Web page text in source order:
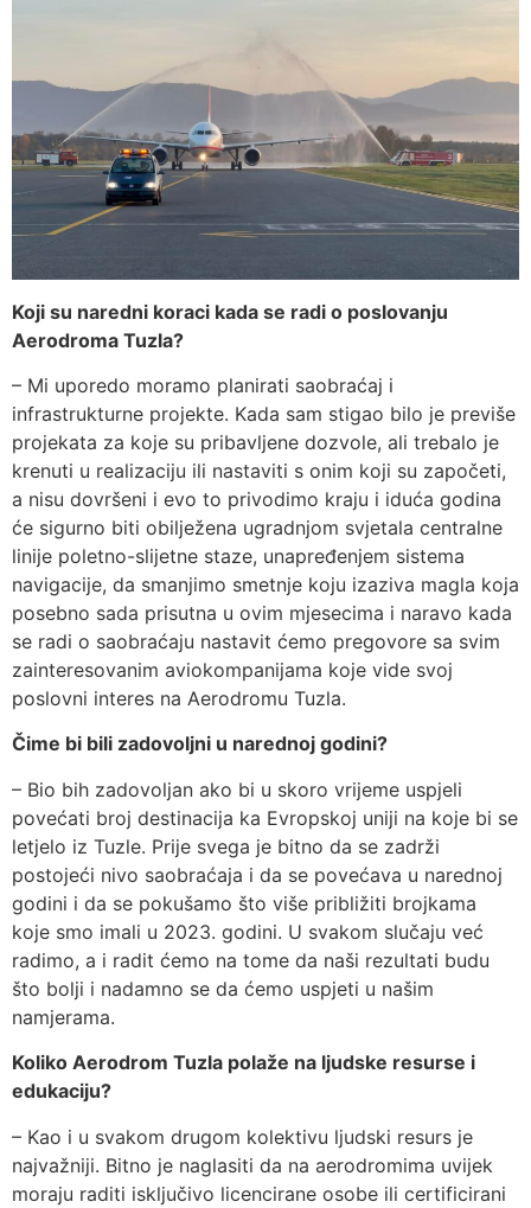
Koji su naredni koraci kada se radi o poslovanju
Aerodroma Tuzla?
– Mi uporedo moramo planirati saobraćaj i
infrastrukturne projekte. Kada sam stigao bilo je previše
projekata za koje su pribavljene dozvole, ali trebalo je
krenuti u realizaciju ili nastaviti s onim koji su započeti,
a nisu dovršeni i evo to privodimo kraju i iduća godina
će sigurno biti obilježena ugradnjom svjetala centralne
linije poletno-slijetne staze, unapređenjem sistema
navigacije, da smanjimo smetnje koju izaziva magla koja
posebno sada prisutna u ovim mjesecima i naravo kada
se radi o saobraćaju nastavit ćemo pregovore sa svim
zainteresovanim aviokompanijama koje vide svoj
poslovni interes na Aerodromu Tuzla.
Čime bi bili zadovoljni u narednoj godini?
– Bio bih zadovoljan ako bi u skoro vrijeme uspjeli
povećati broj destinacija ka Evropskoj uniji na koje bi se
letjelo iz Tuzle. Prije svega je bitno da se zadrži
postojeći nivo saobraćaja i da se povećava u narednoj
godini i da se pokušamo što više približiti brojkama
koje smo imali u 2023. godini. U svakom slučaju već
radimo, a i radit ćemo na tome da naši rezultati budu
što bolji i nadamno se da ćemo uspjeti u našim
namjerama.
Koliko Aerodrom Tuzla polaže na ljudske resurse i
edukaciju?
– Kao i u svakom drugom kolektivu ljudski resurs je
najvažniji. Bitno je naglasiti da na aerodromima uvijek
moraju raditi isključivo licencirane osobe ili certificirani